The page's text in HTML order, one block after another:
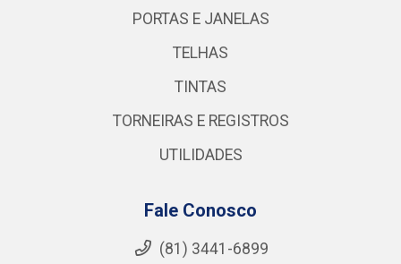
PORTAS E JANELAS
TELHAS
TINTAS
TORNEIRAS E REGISTROS
UTILIDADES
Fale Conosco
(81) 3441-6899